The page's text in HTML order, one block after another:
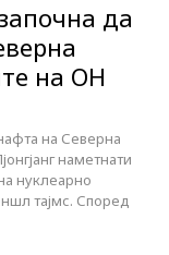
да
на ОН
на Северна
наметнати
нуклеарно
тајмс. Според